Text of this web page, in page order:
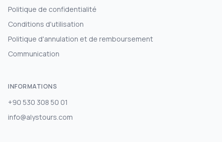
Politique de confidentialité
Conditions d'utilisation
Politique d'annulation et de remboursement
Communication
INFORMATIONS
+90 530 308 50 01
info@alystours.com